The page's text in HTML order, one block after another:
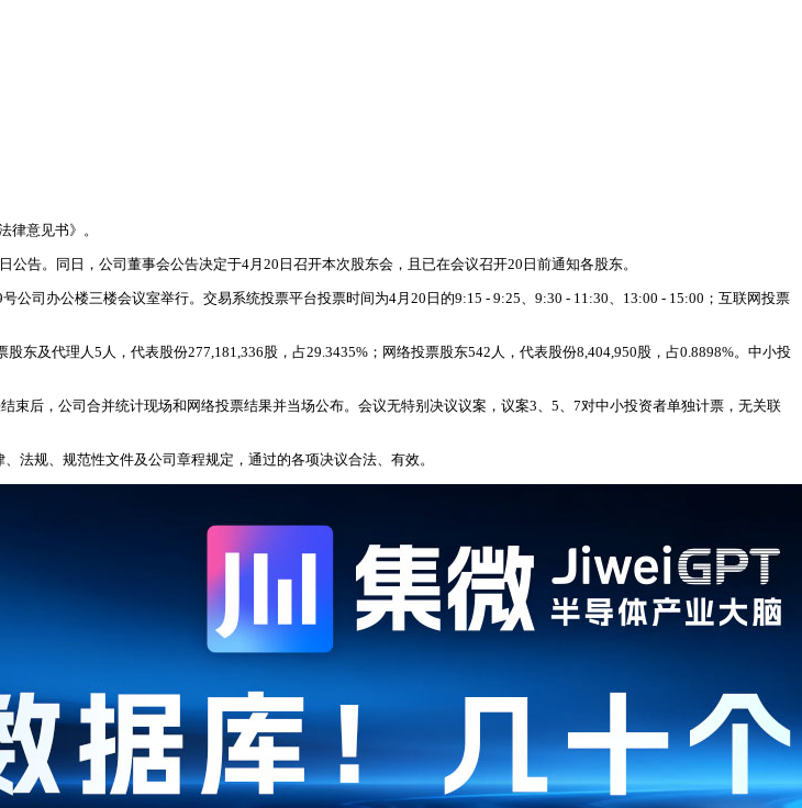
律意见书》。
告。同日，公司董事会公告决定于4月20日召开本次股东会，且已在会议召开20日前通知各股东。
司办公楼三楼会议室举行。交易系统投票平台投票时间为4月20日的9:15 - 9:25、9:30 - 11:30、13:00 - 15:00；互联网投票
东及代理人5人，代表股份277,181,336股，占29.3435%；网络投票股东542人，代表股份8,404,950股，占0.8898%。中小投
后，公司合并统计现场和网络投票结果并当场公布。会议无特别决议议案，议案3、5、7对中小投资者单独计票，无关联
法规、规范性文件及公司章程规定，通过的各项决议合法、有效。